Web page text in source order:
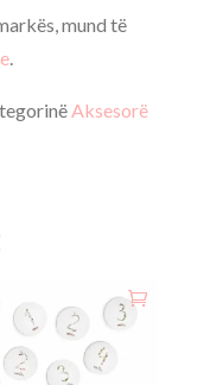
mund të
.
Aksesorë